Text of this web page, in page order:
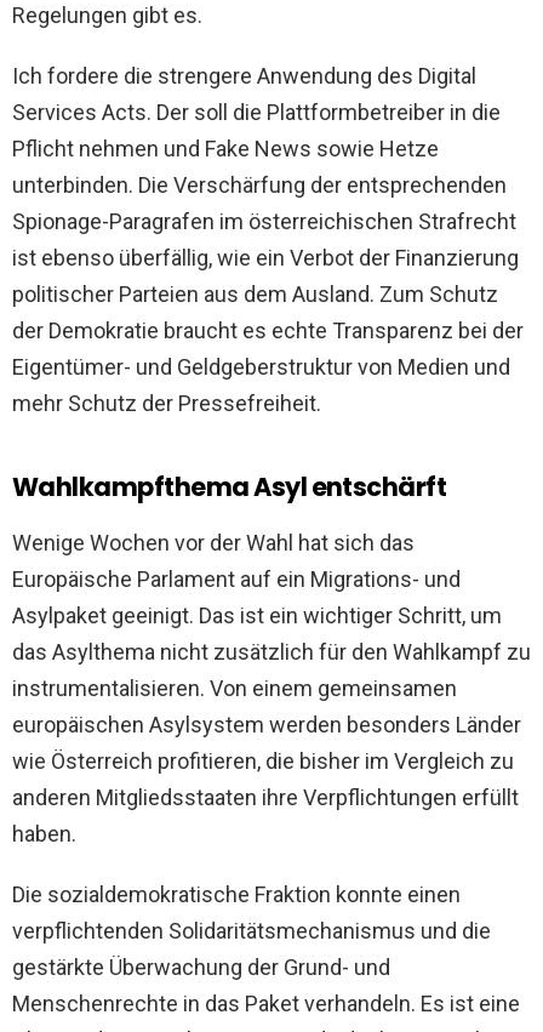
Regelungen gibt es.
Ich fordere die strengere Anwendung des Digital
Services Acts. Der soll die Plattformbetreiber in die
Pflicht nehmen und Fake News sowie Hetze
unterbinden. Die Verschärfung der entsprechenden
Spionage-Paragrafen im österreichischen Strafrecht
ist ebenso überfällig, wie ein Verbot der Finanzierung
politischer Parteien aus dem Ausland. Zum Schutz
der Demokratie braucht es echte Transparenz bei der
Eigentümer- und Geldgeberstruktur von Medien und
mehr Schutz der Pressefreiheit.
Wahlkampfthema Asyl entschärft
Wenige Wochen vor der Wahl hat sich das
Europäische Parlament auf ein Migrations- und
Asylpaket geeinigt. Das ist ein wichtiger Schritt, um
das Asylthema nicht zusätzlich für den Wahlkampf zu
instrumentalisieren. Von einem gemeinsamen
europäischen Asylsystem werden besonders Länder
wie Österreich profitieren, die bisher im Vergleich zu
anderen Mitgliedsstaaten ihre Verpflichtungen erfüllt
haben.
Die sozialdemokratische Fraktion konnte einen
verpflichtenden Solidaritätsmechanismus und die
gestärkte Überwachung der Grund- und
Menschenrechte in das Paket verhandeln. Es ist eine